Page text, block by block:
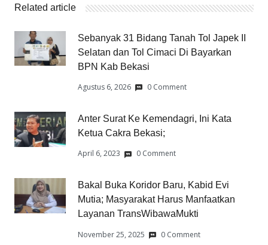
Related article
Sebanyak 31 Bidang Tanah Tol Japek II
Selatan dan Tol Cimaci Di Bayarkan
BPN Kab Bekasi
Agustus 6, 2026 0 Comment
Anter Surat Ke Kemendagri, Ini Kata
Ketua Cakra Bekasi;
April 6, 2023 0 Comment
Bakal Buka Koridor Baru, Kabid Evi
Mutia; Masyarakat Harus Manfaatkan
Layanan TransWibawaMukti
November 25, 2025 0 Comment